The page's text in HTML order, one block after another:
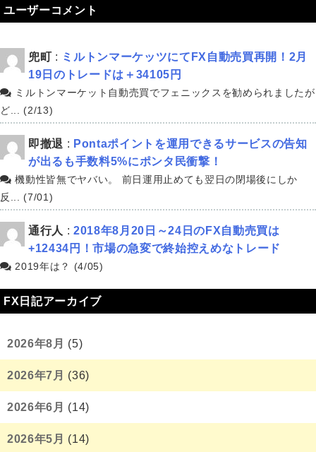
ユーザーコメント
兜町 : ミルトンマーケッツにてFX自動売買再開！2月
19日のトレードは＋34105円
ミルトンマーケット自動売買でフェニックスを勧められましたが
ど... (2/13)
即撤退 : Pontaポイントを運用できるサービスの告知
が出るも手数料5%にポンタ民衝撃！
機動性皆無でヤバい。 前日運用止めても翌日の閉場後にしか
反... (7/01)
通行人 : 2018年8月20日～24日のFX自動売買は
+12434円！市場の急変で終始控えめなトレード
2019年は？ (4/05)
FX日記アーカイブ
2026年8月 (5)
2026年7月 (36)
2026年6月 (14)
2026年5月 (14)